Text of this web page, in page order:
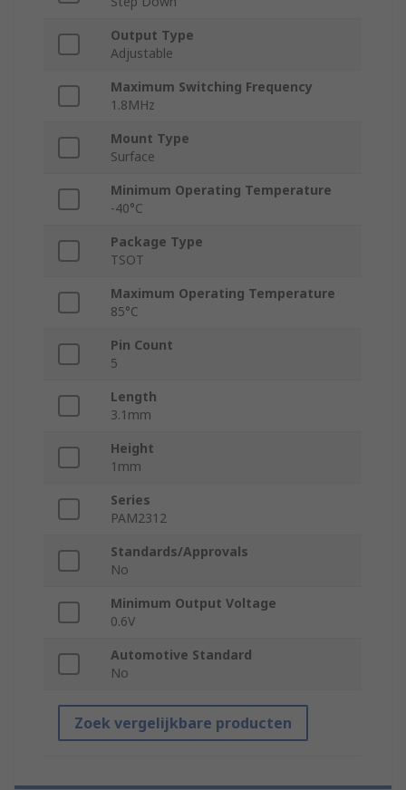
Output Type
Adjustable
Maximum Switching Frequency
1.8MHz
Mount Type
Surface
Minimum Operating Temperature
-40°C
Package Type
TSOT
Maximum Operating Temperature
85°C
Pin Count
5
Length
3.1mm
Height
1mm
Series
PAM2312
Standards/Approvals
No
Minimum Output Voltage
0.6V
Automotive Standard
No
Zoek vergelijkbare producten